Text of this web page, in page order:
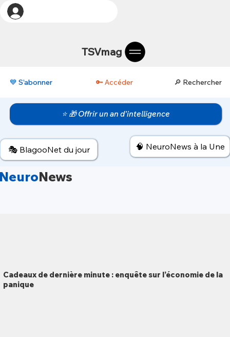
TSVmag
💙 S’abonner 🔑 Accéder 🔎 Rechercher
News
🎭 BlagooNet du jour
⭐ 🎁 Offrir un an d’intelligence
🧠 NeuroNews à la Une
Cadeaux de dernière minute : enquête sur l’économie de la
panique